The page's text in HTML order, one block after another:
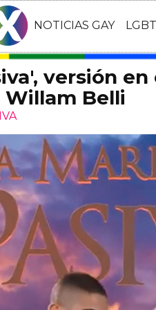
NOTICIAS GAY LGBT
versión
Belli